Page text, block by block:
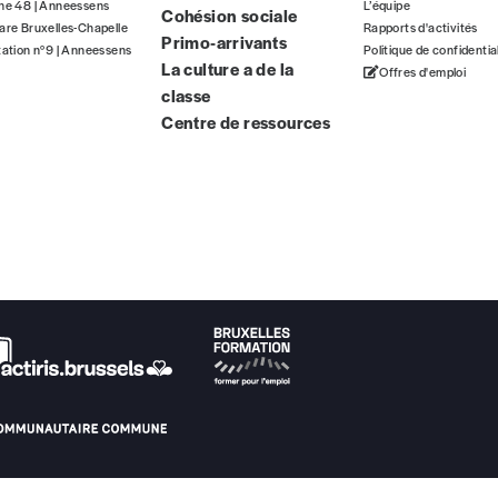
commandez au numéro.
papier ou numérique.
IBAN BE34 0010 7305 2190
moment, même après avoir reçu plusieurs numéros. Ce
Par numéro
48 | Anneessens
Bruxelles-Chapelle
n°9 | Anneessens
Cohésion sociale
Primo-arrivants
La culture a de la
classe
Centre de ressources
L’équipe
Rapports d'activités
Politique de
Offres d'emploi